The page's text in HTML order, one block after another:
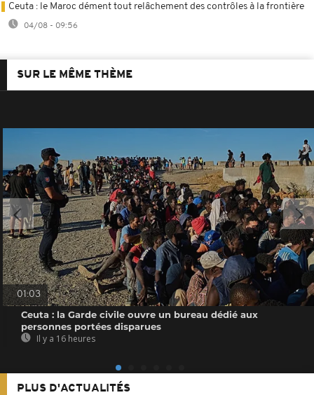
Ceuta : le Maroc dément tout relâchement des contrôles à la frontière
04/08 - 09:56
SUR LE MÊME THÈME
01:03
Ceuta : la Garde civile ouvre un bureau dédié aux
personnes portées disparues
Il y a 16 heures
PLUS D'ACTUALITÉS